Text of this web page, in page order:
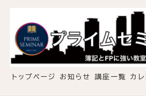
トップページ お知らせ 講座一覧 カ